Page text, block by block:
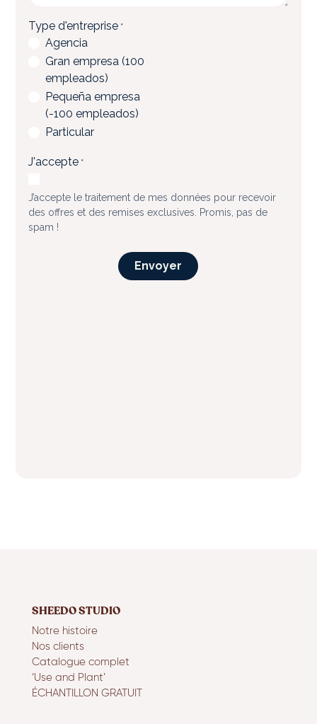
SHEEDO STUDIO
Notre histoire
Nos clients
Catalogue complet
‘Use and Plant’
ÉCHANTILLON GRATUIT